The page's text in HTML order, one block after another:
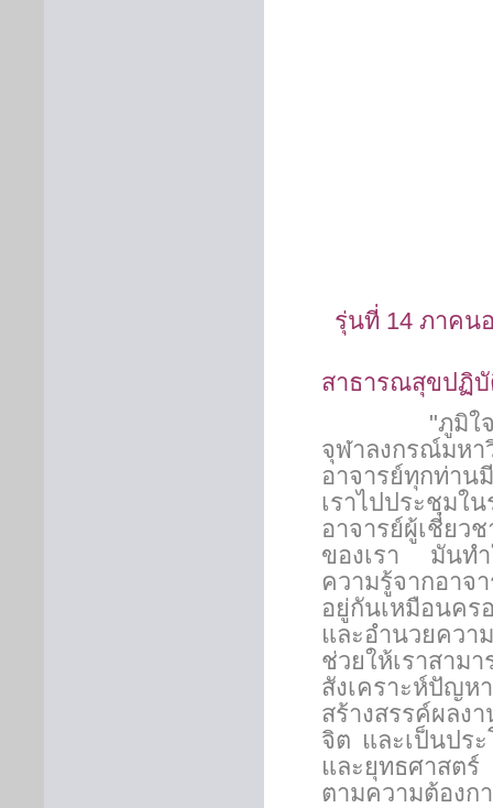
รุ่นที่ 14 ภาคน
สาธารณสุขปฏิ
"ภูมิใจที่ได้ม
จุฬาลงกรณ์ม
อาจารย์ทุกท่า
เราไปประชุมใ
อาจารย์ผู้เชี่ย
ของเรา มันทำ
ความรู้จากอาจ
อยู่กันเหมือนคร
และอำนวยควา
ช่วยให้เราสา
สังเคราะห์ปัญ
สร้างสรรค์ผลง
จิต และเป็นปร
และยุทธศาสต
ตามความต้องก